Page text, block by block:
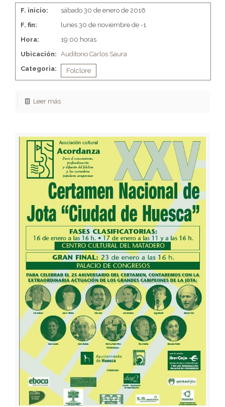
F. inicio:
sábado 30 de enero de 2016
F. fin:
lunes 30 de noviembre de -1
Hora:
19:00 horas
Ubicación: Auditorio Carlos Saura
Categoria:
Folclore
Leer más